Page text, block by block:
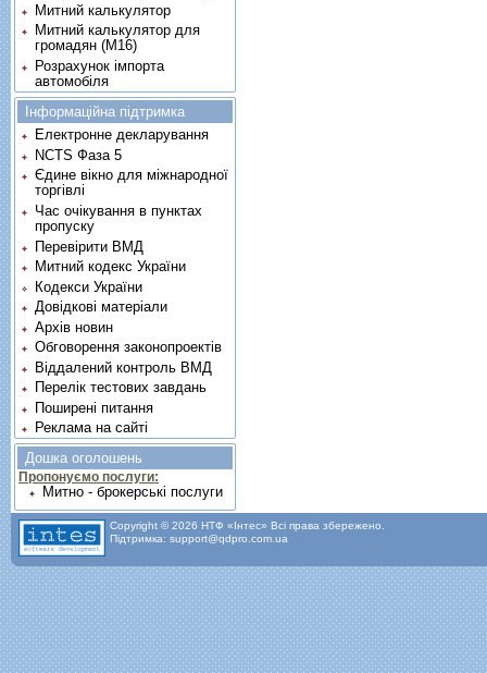
Митний калькулятор
Митний калькулятор для
громадян (М16)
Розрахунок імпорта
автомобіля
Інформаційна підтримка
Електронне декларування
NCTS Фаза 5
Єдине вікно для міжнародної
торгівлі
Час очікування в пунктах
пропуску
Перевірити ВМД
Митний кодекс України
Кодекси України
Довідкові матеріали
Архів новин
Обговорення законопроектів
Віддалений контроль ВМД
Перелік тестових завдань
Поширені питання
Реклама на сайті
Дошка оголошень
Пропонуємо послуги:
Митно - брокерські послуги
Copyright © 2026 НТФ «Інтес» Всі права збережено.
Підтримка: support@qdpro.com.ua